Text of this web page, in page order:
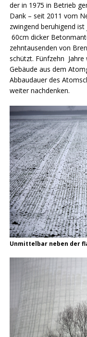
der in 1975 in Betrieb
Dank – seit 2011 vom
zwingend beruhigend
60cm dicker
zehntausenden von
schützt. Fünfzehn
Gebäude aus dem
Abbaudauer des
weiter nachdenken.
Unmittelbar neben der